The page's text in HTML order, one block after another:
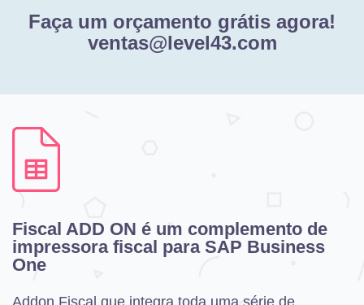
Faça um orçamento grátis agora!
ventas@level43.com
Fiscal ADD ON é um complemento de
impressora fiscal para SAP Business
One
Addon Fiscal que integra toda uma série de